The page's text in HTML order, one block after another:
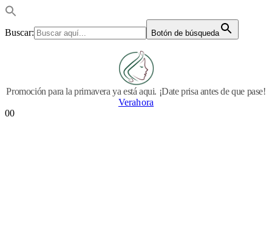
Buscar: Botón de búsqueda
Promoción para la primavera ya está aqui. ¡Date prisa antes de que pase!
Verahora
00